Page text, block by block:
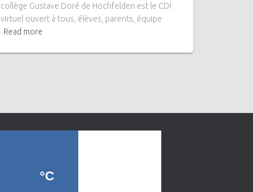
collège Gustave Doré de Hochfelden est le CDI
virtuel ouvert à tous, élèves, parents, équipe
Read more